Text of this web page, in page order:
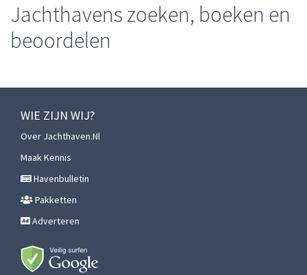
Jachthavens zoeken, boeken en
beoordelen
WIE ZIJN WIJ?
Over Jachthaven.nl
Maak Kennis
Havenbulletin
Pakketten
Adverteren